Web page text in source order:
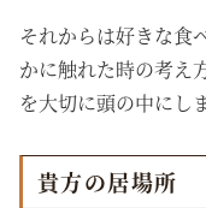
それからは好きな食
かに触れた時の考え
を大切に頭の中にし
貴方の居場所